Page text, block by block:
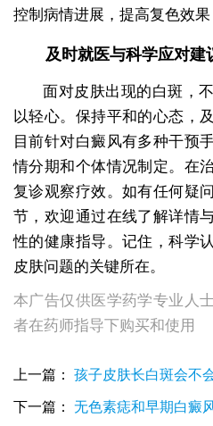
控制病情进展，提高复色效果
及时就医与科学应对建
面对皮肤出现的白斑，
以轻心。保持平和的心态，
目前针对白癜风有多种干预
情分期和个体情况制定。在
复诊观察疗效。如有任何疑
节，欢迎通过在线了解详情
性的健康指导。记住，科学
皮肤问题的关键所在。
本广告仅供医学药学专业人
者在药师指导下购买和使用
上一篇： 孩子皮肤长白斑会不
下一篇： 无色素痣和早期白癜
白癜风初期
小孩白癜风